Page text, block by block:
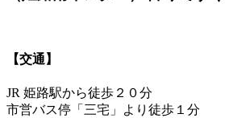
【交通】
JR 姫路駅から徒歩２０分
市営バス停「三宅」より徒歩１分